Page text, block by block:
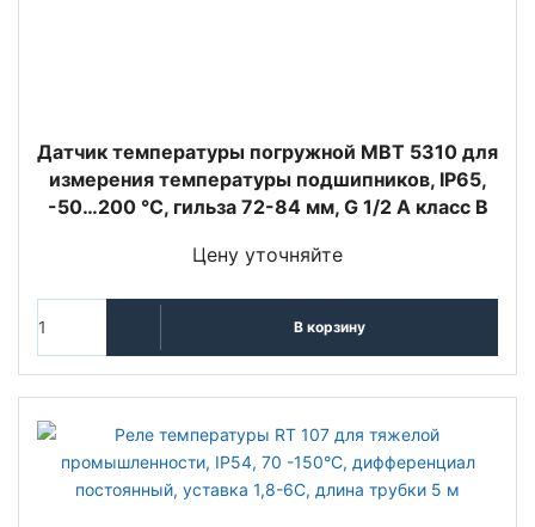
Датчик температуры погружной MBT 5310 для
измерения температуры подшипников, IP65,
-50…200 °C, гильза 72-84 мм, G 1/2 A класс B
Цену уточняйте
В корзину